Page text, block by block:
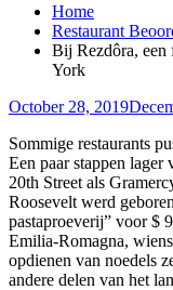
Home
Restaurant
Bij Rezdôra, een
York
October 28, 2019
Sommige restaurants
Een paar stappen lager
20th Street als
Roosevelt werd
pastaproeverij” voor $
Emilia-Romagna,
opdienen van noedels
andere delen van het